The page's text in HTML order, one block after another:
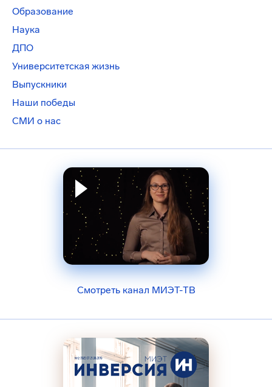
Образование
Наука
ДПО
Университетская жизнь
Выпускники
Наши победы
СМИ о нас
Смотреть канал МИЭТ-ТВ